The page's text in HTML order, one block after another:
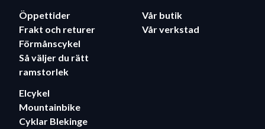
Öppettider
Frakt och returer
Förmånscykel
Så väljer du rätt
ramstorlek
Elcykel
Mountainbike
Cyklar Blekinge
Vår butik
Vår verkstad